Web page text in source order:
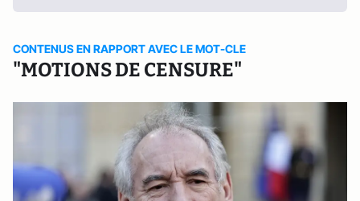
CONTENUS EN RAPPORT AVEC LE MOT-CLE
"MOTIONS DE CENSURE"